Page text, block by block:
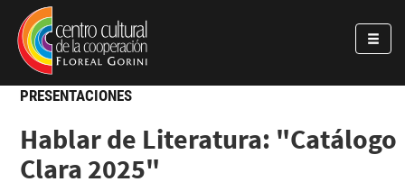
Pasar al contenido principal
Jump to main content
PRESENTACIONES
Hablar de Literatura: "Catálogo
Clara 2025"